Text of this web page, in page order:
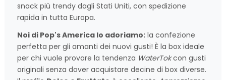
snack più trendy dagli Stati Uniti, con spedizione
rapida in tutta Europa.
Noi di Pop's America lo adoriamo: la confezione
perfetta per gli amanti dei nuovi gusti! È la box ideale
per chi vuole provare la tendenza WaterTokcon gusti
originali senza dover acquistare decine di box diverse.